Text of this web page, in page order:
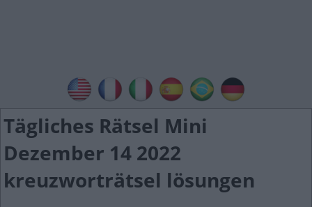
Tägliches Rätsel Mini
Dezember 14 2022
kreuzworträtsel lösungen